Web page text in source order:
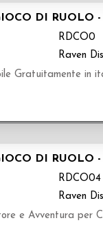
DI RUOLO
RDCO0
Raven
Gratuitamente in
DI RUOLO -
RDCO04
Raven
e Avventura per